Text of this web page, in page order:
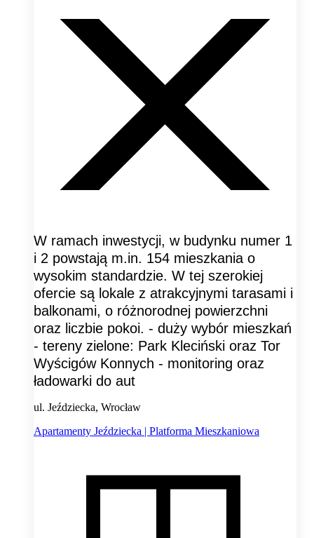
W ramach inwestycji, w budynku numer 1
i 2 powstają m.in. 154 mieszkania o
wysokim standardzie. W tej szerokiej
ofercie są lokale z atrakcyjnymi tarasami i
balkonami, o różnorodnej powierzchni
oraz liczbie pokoi. - duży wybór mieszkań
- tereny zielone: Park Kleciński oraz Tor
Wyścigów Konnych - monitoring oraz
ładowarki do aut
ul. Jeździecka, Wrocław
Apartamenty Jeździecka | Platforma Mieszkaniowa